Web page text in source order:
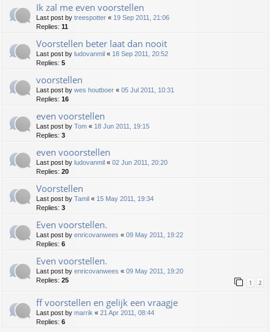
Ik zal me even voorstellen
Last post by treespotter « 19 Sep 2011, 21:06
Replies: 11
Voorstellen beter laat dan nooit
Last post by ludovanmil « 18 Sep 2011, 20:52
Replies: 5
voorstellen
Last post by wes houtboer « 05 Jul 2011, 10:31
Replies: 16
even voorstellen
Last post by Tom « 18 Jun 2011, 19:15
Replies: 3
even vooorstellen
Last post by ludovanmil « 02 Jun 2011, 20:20
Replies: 20
Voorstellen
Last post by Tamil « 15 May 2011, 19:34
Replies: 3
Even voorstellen.
Last post by enricovanwees « 09 May 2011, 19:22
Replies: 6
Even voorstellen.
Last post by enricovanwees « 09 May 2011, 19:20
Replies: 25 1 2
ff voorstellen en gelijk een vraagje
Last post by marrik « 21 Apr 2011, 08:44
Replies: 6